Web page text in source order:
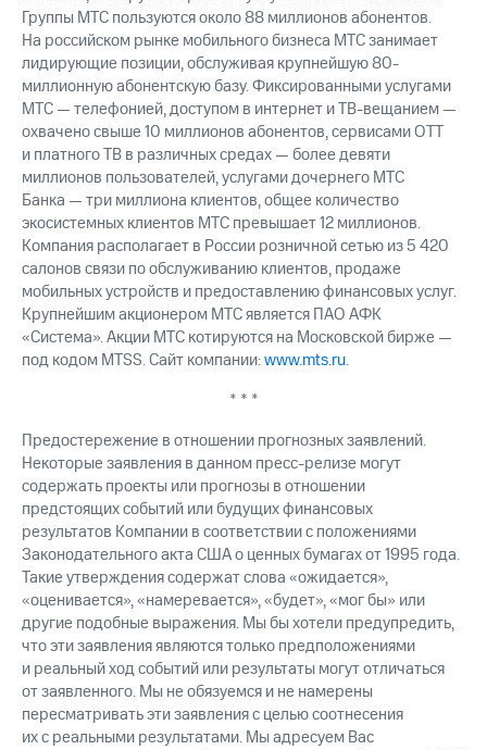
Группы МТС пользуются около 88 миллионов абонентов.
На российском рынке мобильного бизнеса МТС занимает
лидирующие позиции, обслуживая крупнейшую 80-
миллионную абонентскую базу. Фиксированными услугами
МТС — телефонией, доступом в интернет и ТВ-вещанием —
охвачено свыше 10 миллионов абонентов, сервисами OTT
и платного ТВ в различных средах — более девяти
миллионов пользователей, услугами дочернего МТС
Банка — три миллиона клиентов, общее количество
экосистемных клиентов МТС превышает 12 миллионов.
Компания располагает в России розничной сетью из 5 420
салонов связи по обслуживанию клиентов, продаже
мобильных устройств и предоставлению финансовых услуг.
Крупнейшим акционером МТС является ПАО АФК
«Система». Акции МТС котируются на Московской бирже —
под кодом MTSS. Сайт компании:www.mts.ru.
* * *
Предостережение в отношении прогнозных заявлений.
Некоторые заявления в данном пресс-релизе могут
содержать проекты или прогнозы в отношении
предстоящих событий или будущих финансовых
результатов Компании в соответствии с положениями
Законодательного акта США о ценных бумагах от 1995 года.
Такие утверждения содержат слова «ожидается»,
«оценивается», «намеревается», «будет», «мог бы» или
другие подобные выражения. Мы бы хотели предупредить,
что эти заявления являются только предположениями
и реальный ход событий или результаты могут отличаться
от заявленного. Мы не обязуемся и не намерены
пересматривать эти заявления с целью соотнесения
их с реальными результатами. Мы адресуем Вас